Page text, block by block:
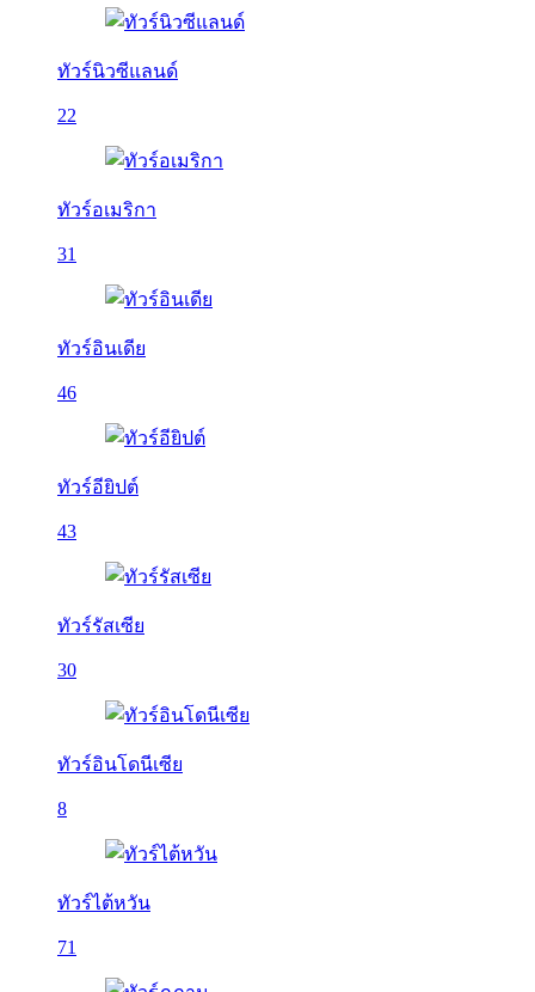
ทัวร์นิวซีแลนด์
22
ทัวร์อเมริกา
31
ทัวร์อินเดีย
46
ทัวร์อียิปต์
43
ทัวร์รัสเซีย
30
ทัวร์อินโดนีเซีย
8
ทัวร์ไต้หวัน
71